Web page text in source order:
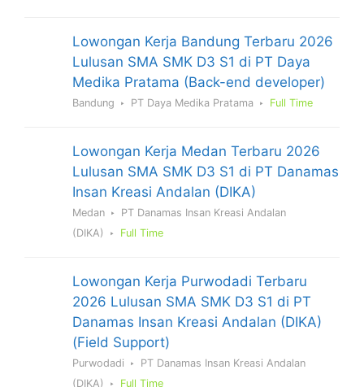
Lowongan Kerja Bandung Terbaru 2026
Lulusan SMA SMK D3 S1 di PT Daya
Medika Pratama (Back-end developer)
Bandung PT Daya Medika Pratama Full Time
Lowongan Kerja Medan Terbaru 2026
Lulusan SMA SMK D3 S1 di PT Danamas
Insan Kreasi Andalan (DIKA)
Medan
PT Danamas Insan Kreasi Andalan
(DIKA)
Full Time
Lowongan Kerja Purwodadi Terbaru
2026 Lulusan SMA SMK D3 S1 di PT
Danamas Insan Kreasi Andalan (DIKA)
(Field Support)
Purwodadi
PT Danamas Insan Kreasi Andalan
(DIKA)
Full Time